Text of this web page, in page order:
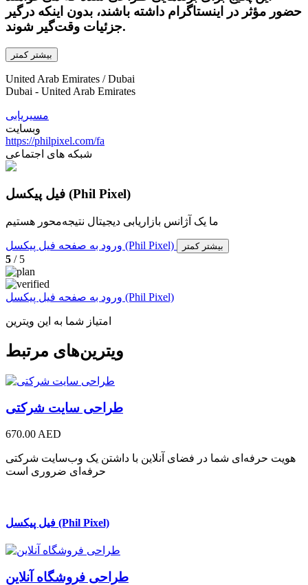
حضور مؤثر در اینستاگرام داشته باشند، بدون اینکه درگیر
جزئیات وقت‌گیر شوند.
بیشتر کمتر
United Arab Emirates / Dubai
Dubai - United Arab Emirates
مسیریابی
وبسایت
https://philpixel.com/fa
شبکه های اجتماعی
فیل پیکسل (Phil Pixel)
ما یک آژانس بازاریابی دیجیتال نتیجه‌محور هستیم
ورود به صفحه فیل پیکسل (Phil Pixel) بیشتر کمتر
5 / 5
ورود به صفحه فیل پیکسل (Phil Pixel)
امتیاز شما به این ویترین
ویترین‌های مرتبط
طراحی سایت شرکتی
670.00 AED
هویت حرفه‌ای شما در فضای آنلاین با داشتن یک وب‌سایت شرکتی
حرفه‌ای ضروری است
فیل پیکسل (Phil Pixel)
طراحی فروشگاه آنلاین